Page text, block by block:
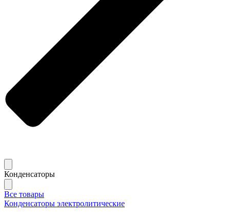
Конденсаторы
Все товары
Конденсаторы электролитические